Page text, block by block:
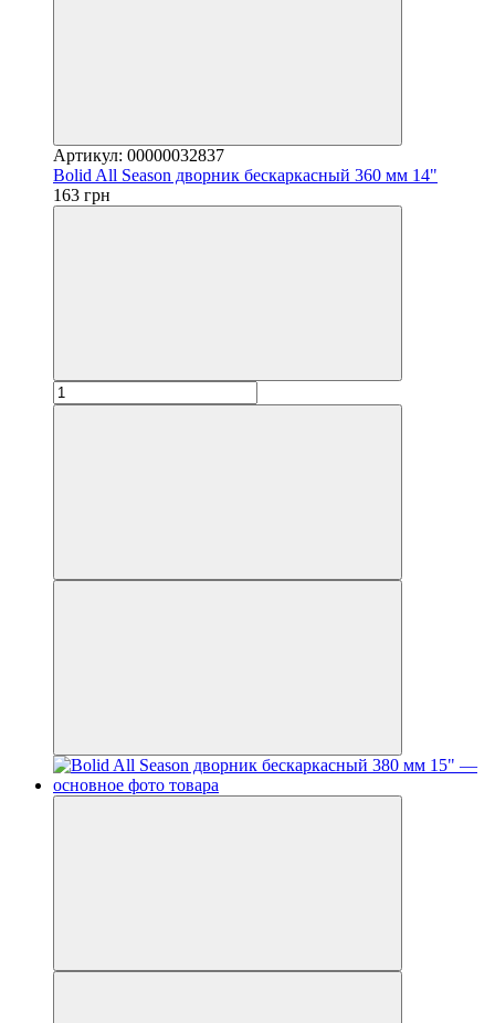
Артикул: 00000032837
Bolid All Season дворник бескаркасный 360 мм 14"
163 грн